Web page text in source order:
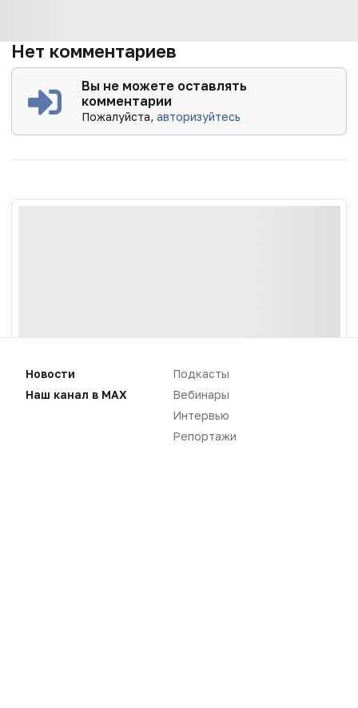
Нет комментариев
Вы не можете оставлять
комментарии
Пожалуйста,авторизуйтесь
Репортажи
Новости
Наш канал в MAX
Подкасты
Вебинары
Интервью
Репортажи